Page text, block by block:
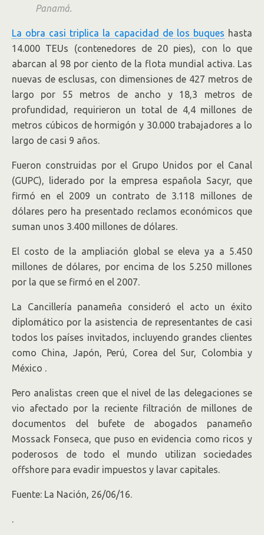
Panamá.
La obra casi triplica la capacidad de los buques hasta
14.000 TEUs (contenedores de 20 pies), con lo que
abarcan al 98 por ciento de la flota mundial activa. Las
nuevas de esclusas, con dimensiones de 427 metros de
largo por 55 metros de ancho y 18,3 metros de
profundidad, requirieron un total de 4,4 millones de
metros cúbicos de hormigón y 30.000 trabajadores a lo
largo de casi 9 años.
Fueron construidas por el Grupo Unidos por el Canal
(GUPC), liderado por la empresa española Sacyr, que
firmó en el 2009 un contrato de 3.118 millones de
dólares pero ha presentado reclamos económicos que
suman unos 3.400 millones de dólares.
El costo de la ampliación global se eleva ya a 5.450
millones de dólares, por encima de los 5.250 millones
por la que se firmó en el 2007.
La Cancillería panameña consideró el acto un éxito
diplomático por la asistencia de representantes de casi
todos los países invitados, incluyendo grandes clientes
como China, Japón, Perú, Corea del Sur, Colombia y
México .
Pero analistas creen que el nivel de las delegaciones se
vio afectado por la reciente filtración de millones de
documentos del bufete de abogados panameño
Mossack Fonseca, que puso en evidencia como ricos y
poderosos de todo el mundo utilizan sociedades
offshore para evadir impuestos y lavar capitales.
Fuente: La Nación, 26/06/16.
.